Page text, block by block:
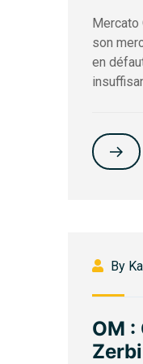
Mercato
son
en
By
OM